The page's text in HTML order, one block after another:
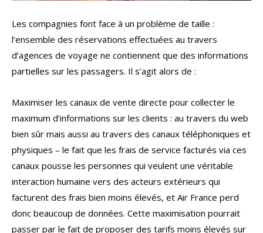
Les compagnies font face à un problème de taille :
l’ensemble des réservations effectuées au travers
d’agences de voyage ne contiennent que des informations
partielles sur les passagers. Il s’agit alors de :
Maximiser les canaux de vente directe pour collecter le
maximum d’informations sur les clients : au travers du web
bien sûr mais aussi au travers des canaux téléphoniques et
physiques – le fait que les frais de service facturés via ces
canaux pousse les personnes qui veulent une véritable
interaction humaine vers des acteurs extérieurs qui
facturent des frais bien moins élevés, et Air France perd
donc beaucoup de données. Cette maximisation pourrait
passer par le fait de proposer des tarifs moins élevés sur